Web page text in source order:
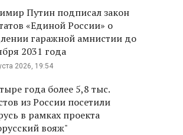
Путин подписал закон
«Единой России» о
гаражной амнистии до
2031 года
2026, 19:54
года более 5,8 тыс.
из России посетили
в рамках проекта
вояж"